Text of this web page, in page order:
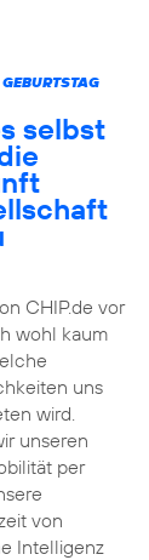
selbst
CHIP.de vor
wohl kaum
uns
wird.
unseren
per
von
Intelligenz